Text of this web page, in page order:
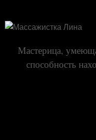
Мастерица,
способность